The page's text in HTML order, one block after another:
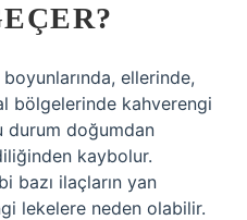
ellerinde,
bölgelerinde kahverengi
durum doğumdan
kaybolur.
bazı ilaçların yan
lekelere neden olabilir.